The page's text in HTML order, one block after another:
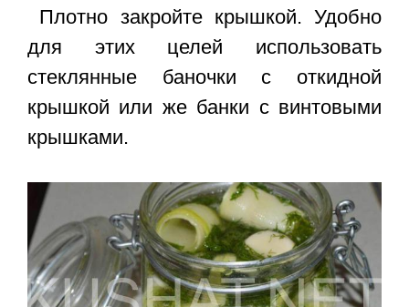
Плотно закройте крышкой. Удобно
для этих целей использовать
стеклянные баночки с откидной
крышкой или же банки с винтовыми
крышками.